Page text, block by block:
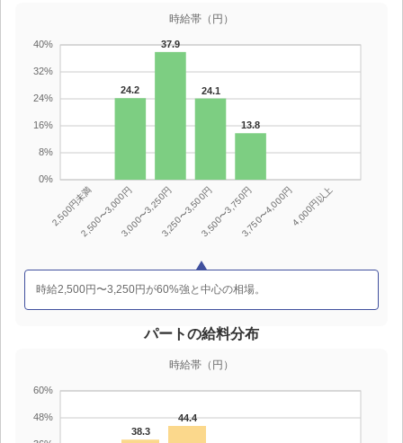
時給帯（円）
時給2,500円〜3,250円が60%強と中心の相場。
パートの給料分布
時給帯（円）